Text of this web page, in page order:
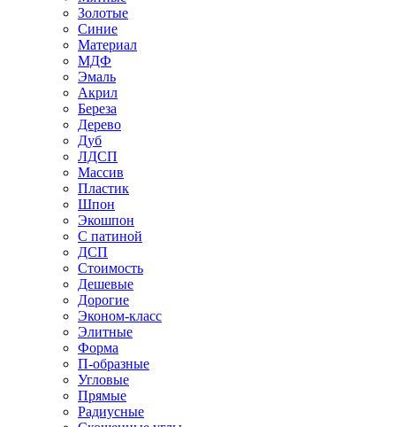
Золотые
Синие
Материал
МДФ
Эмаль
Акрил
Береза
Дерево
Дуб
ЛДСП
Массив
Пластик
Шпон
Экошпон
С патиной
ДСП
Стоимость
Дешевые
Дорогие
Эконом-класс
Элитные
Форма
П-образные
Угловые
Прямые
Радиусные